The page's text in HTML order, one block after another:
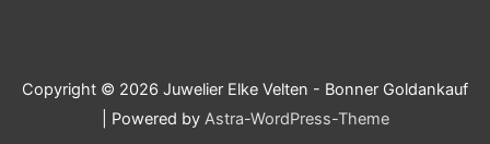
Copyright © 2026 Juwelier Elke Velten - Bonner Goldankauf
| Powered by Astra-WordPress-Theme